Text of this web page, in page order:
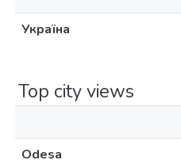
Україна
Top city views
Odesa